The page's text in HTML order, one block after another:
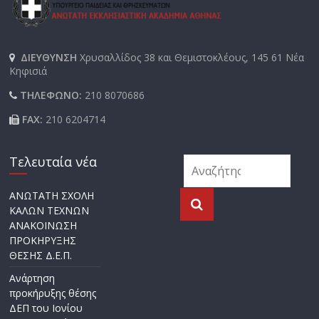
ΔΙΕΥΘΥΝΣΗΧρυσαλλίδος 38 και Θεμιστοκλέους, 145 61 Νέα
Κηφισιά
ΤΗΛΕΦΩΝΟ: 210 8070686
FAX: 210 6204714
Τελευταία νέα
ΑΝΩΤΑΤΗ ΣΧΟΛΗ
ΚΑΛΩΝ ΤΕΧΝΩΝ
ΑΝΑΚΟΙΝΩΣΗ
ΠΡΟΚΗΡΥΞΗΣ
ΘΕΣΗΣ Δ.Ε.Π.
Ανάρτηση
προκήρυξης θέσης
ΔΕΠ του Ιονίου